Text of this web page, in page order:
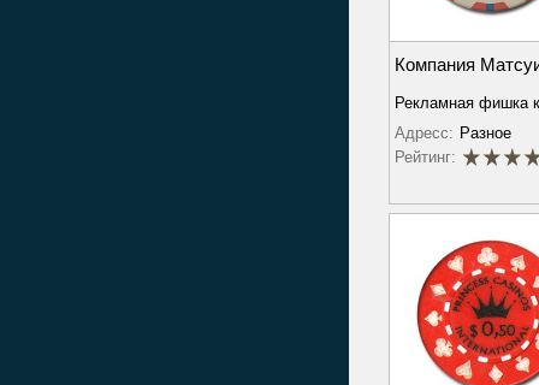
Компания
Рекламная фишка
Адресс: Разное
Рейтинг: